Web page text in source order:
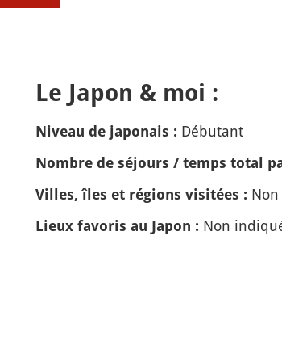
Le Japon & moi :
Niveau de japonais : Débutant
Nombre de séjours / temps total
Villes, îles et régions visitées :
Lieux favoris au Japon : Non